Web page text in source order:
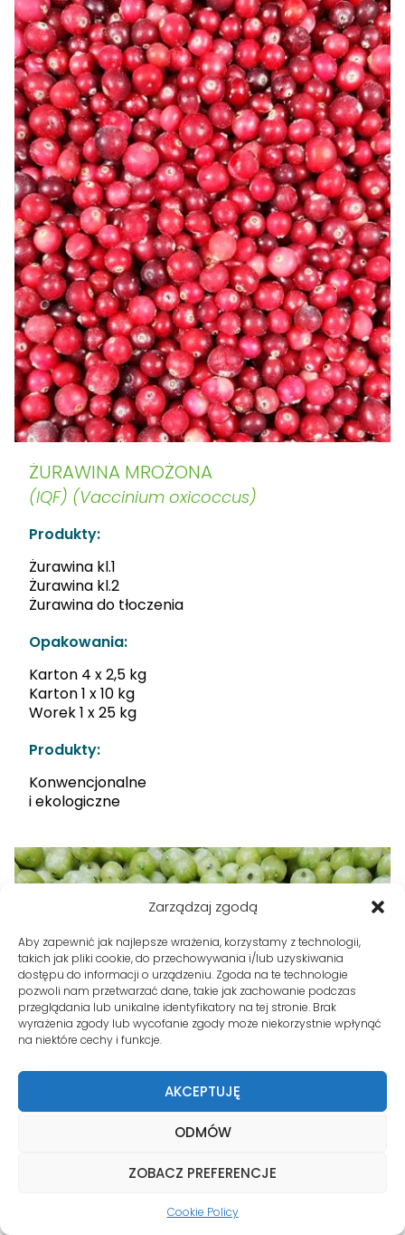
Zarządzaj zgodą
Aby zapewnić jak najlepsze wrażenia, korzystamy z technologii,
takich jak pliki cookie, do przechowywania i/lub uzyskiwania
dostępu do informacji o urządzeniu. Zgoda na te technologie
pozwoli nam przetwarzać dane, takie jak zachowanie podczas
przeglądania lub unikalne identyfikatory na tej stronie. Brak
wyrażenia zgody lub wycofanie zgody może niekorzystnie wpłynąć
na niektóre cechy i funkcje.
AKCEPTUJĘ
ODMÓW
ZOBACZ PREFERENCJE
Cookie Policy
ŻURAWINA MROŻONA
(IQF) (Vaccinium oxicoccus)
Produkty:
Żurawina kl.1
Żurawina kl.2
Żurawina do tłoczenia
Opakowania:
Karton 4 x 2,5 kg
Karton 1 x 10 kg
Worek 1 x 25 kg
Produkty:
Konwencjonalne
i ekologiczne